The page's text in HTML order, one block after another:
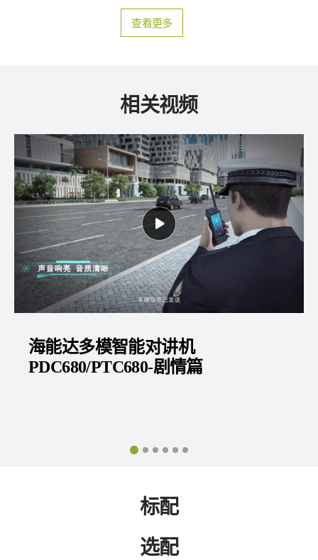
查看更多
相关视频
硬汉来袭！看海能达多模智能对
机PDC680系列如何应对严酷测试
标配
选配